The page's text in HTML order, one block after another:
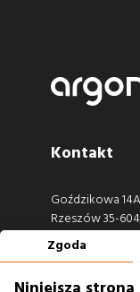
Kontakt
Goździkowa 14A
Rzeszów 35-604
660 722 441
Zgoda